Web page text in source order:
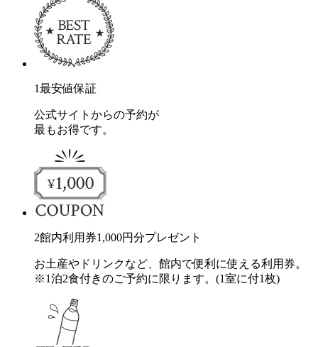
1最安値保証
公式サイトからの予約が
最もお得です。
2館内利用券1,000円分プレゼント
お土産やドリンクなど、館内で便利に使える利用券。
※1泊2食付きのご予約に限ります。(1室に付1枚)